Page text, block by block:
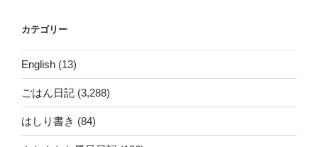
カテゴリー
English (13)
ごはん日記 (3,288)
はしり書き (84)